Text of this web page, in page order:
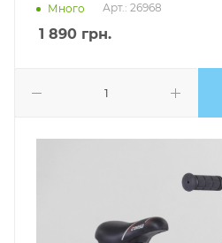
Много Арт.: 26968
1 890 грн.